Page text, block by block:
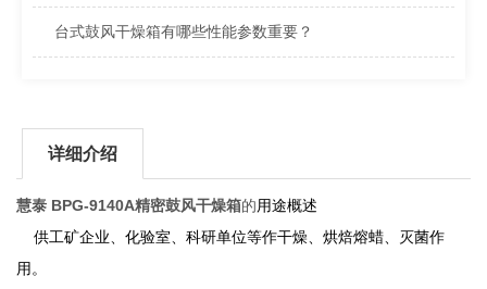
台式鼓风干燥箱有哪些性能参数重要？
详细介绍
慧泰 BPG-9140A精密鼓风干燥箱的 用途概述
供工矿企业、化验室、科研单位等作干燥、烘焙熔蜡、灭菌作
用。